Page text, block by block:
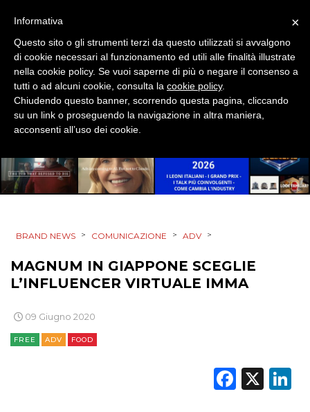
DATI
RICERCHE
NORMATIVE
CASE HISTORY
OPINIONI
BRAND NEWS > COMUNICAZIONE > ADV >
MAGNUM IN GIAPPONE SCEGLIE
L’INFLUENCER VIRTUALE IMMA
09 Giugno 2020
FREE ADV FOOD
X
×
Informativa
Questo sito o gli strumenti terzi da questo utilizzati si avvalgono
di cookie necessari al funzionamento ed utili alle finalità illustrate
nella cookie policy. Se vuoi saperne di più o negare il consenso a
tutti o ad alcuni cookie, consulta la cookie policy.
Chiudendo questo banner, scorrendo questa pagina, cliccando
su un link o proseguendo la navigazione in altra maniera,
acconsenti all’uso dei cookie.